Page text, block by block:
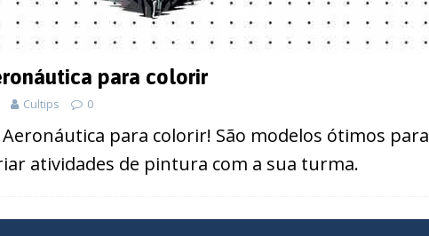
para colorir
Cultips 0
para colorir! São modelos ótimos para
atividades de pintura com a sua turma.